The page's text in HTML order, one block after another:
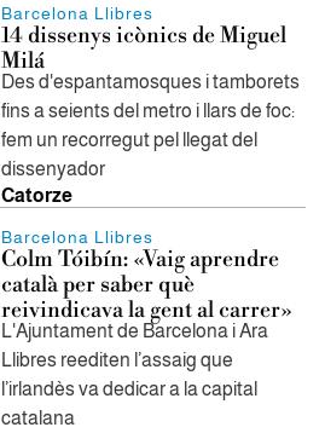
Barcelona Llibres
14 dissenys icònics de Miguel
Milá
Des d'espantamosques i tamborets
fins a seients del metro i llars de foc:
fem un recorregut pel llegat del
dissenyador
Catorze
Barcelona Llibres
Colm Tóibín: «Vaig aprendre
català per saber què
reivindicava la gent al carrer»
L'Ajuntament de Barcelona i Ara
Llibres reediten l’assaig que
l’irlandès va dedicar a la capital
catalana